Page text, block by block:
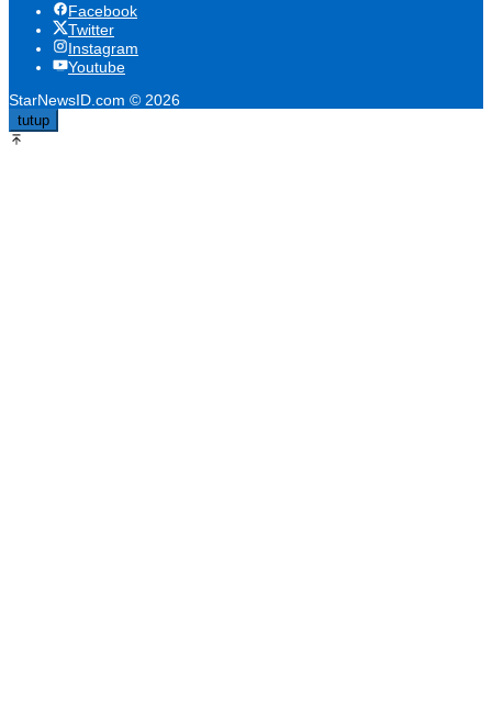
Facebook
Twitter
Instagram
Youtube
StarNewsID.com © 2026
tutup